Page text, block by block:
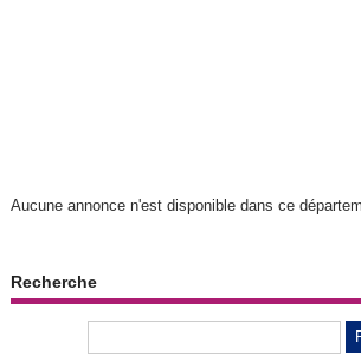
Aucune annonce n'est disponible dans ce
Recherche